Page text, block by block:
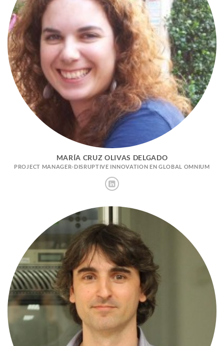
MARÍA CRUZ OLIVAS DELGADO
PROJECT MANAGER-DISRUPTIVE INNOVATION EN GLOBAL OMNIUM